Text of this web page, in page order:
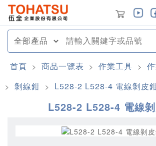
首頁 > 商品一覽表 > 作業工具 >
> 剝線鉗 > L528-2 L528-4 電線剝皮
L528-2 L528-4 電線